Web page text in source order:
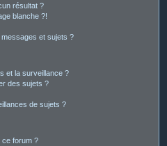
résultat ?
blanche ?!
et sujets ?
et la surveillance ?
des sujets ?
de sujets ?
ce forum ?